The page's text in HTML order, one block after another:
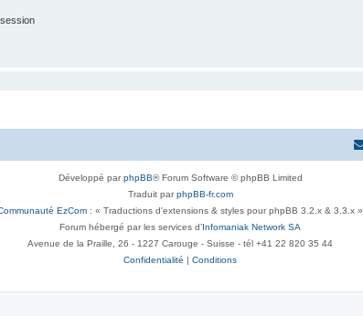
Développé parphpBB® Forum Software © phpBB Limited
Traduit parphpBB-fr.com
EzCom : « Traductions d'extensions & styles pour phpBB 3.2.x & 3.3.x »
Forum hébergé par les services d’Infomaniak Network SA
Avenue de la Praille, 26 - 1227 Carouge - Suisse - tél +41 22 820 35 44
Confidentialité | Conditions